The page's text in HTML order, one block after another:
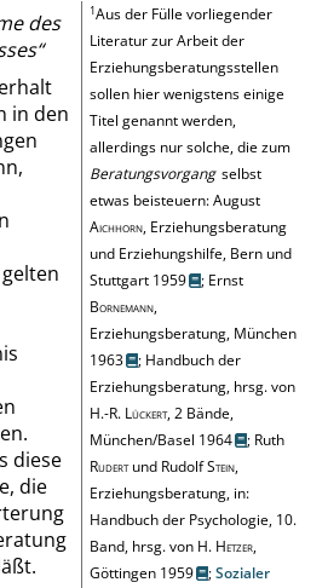
1Aus der Fülle vorliegender
Literatur zur Arbeit der
Erziehungsberatungsstellen
sollen hier wenigstens einige
Titel genannt werden,
allerdings nur solche, die zum
Beratungsvorgang selbst
etwas beisteuern:August
Aichhorn, Erziehungsberatung
und Erziehungshilfe, Bern und
Stuttgart 1959
; Ernst
Bornemann,
Erziehungsberatung, München
1963
; Handbuch der
Erziehungsberatung, hrsg. von
H.-R. Lückert, 2 Bände,
München/Basel 1964
; Ruth
Rudertund RudolfStein,
Erziehungsberatung, in:
Handbuch der Psychologie, 10.
Band, hrsg. von H. Hetzer,
Göttingen 1959
;Sozialer
des
“
in den
diese
die